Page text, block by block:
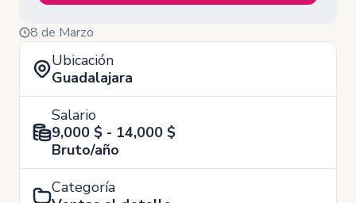
8 de Marzo
Ubicación
Guadalajara
Salario
9,000 $ - 14,000 $
Bruto/año
Categoría